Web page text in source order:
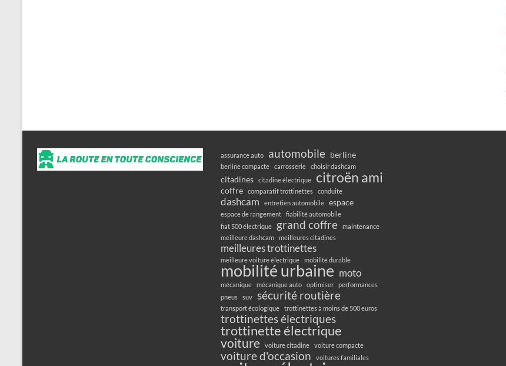
assurance auto automobile berline
berline compacte carrosserie choisir dashcam
citadines citadine électrique citroën ami
coffre comparatif trottinettes conduite
dashcam entretien automobile espace
espace de rangement
fiabilité automobile
fiat 500 électrique
grand coffre
maintenance
meilleure dashcam
meilleures citadines
meilleures trottinettes
meilleure voiture électrique mobilité durable
mobilité urbaine moto
mécanique mécanique auto optimiser
performances
pneus
suv sécurité routière
transport écologique trottinettes à moins de 500 euros
trottinettes électriques
trottinette électrique
voiture voiture citadine voiture compacte
voiture d'occasion voitures familiales